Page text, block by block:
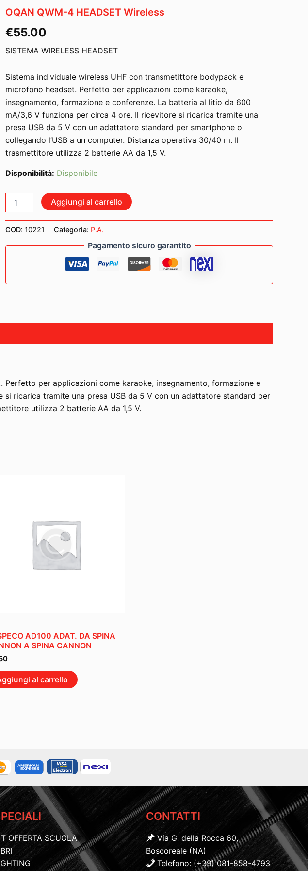
OQAN QWM-4 HEADSET Wireless
€55.00
SISTEMA WIRELESS HEADSET
Sistema individuale wireless UHF con transmetittore bodypack e
microfono headset. Perfetto per applicazioni come karaoke,
insegnamento, formazione e conferenze. La batteria al litio da 600
mA/3,6 V funziona per circa 4 ore. Il ricevitore si ricarica tramite una
presa USB da 5 V con un adattatore standard per smartphone o
collegando l’USB a un computer. Distanza operativa 30/40 m. Il
trasmettitore utilizza 2 batterie AA da 1,5 V.
Disponibilità: Disponibile
QWM-
HEADSET
quantità
Aggiungi al carrello
COD: 10221 Categoria: P.A.
Pagamento sicuro garantito
per applicazioni come karaoke, insegnamento, formazione e
ricarica tramite una presa USB da 5 V con un adattatore standard per
utilizza 2 batterie AA da 1,5 V.
AD100 ADAT. DA SPINA
A SPINA CANNON
al carrello
OFFERTA SCUOLA
CONTATTI
Via G. della Rocca 60,
Boscoreale (NA)
Telefono: (+39) 081-858-4793